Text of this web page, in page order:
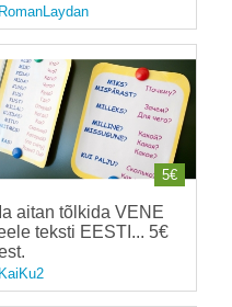
RomanLaydan
aitan tõlkida VENE
teksti EESTI... 5€
.
KaiKu2
5€